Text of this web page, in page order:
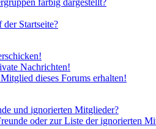
Startseite?
Nachrichten!
dieses Forums erhalten!
und ignorierten Mitglieder?
oder zur Liste der ignorierten